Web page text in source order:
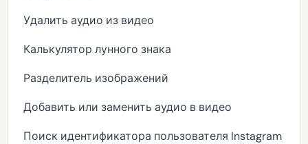
Удалить аудио из видео
Калькулятор лунного знака
Разделитель изображений
Добавить или заменить аудио в видео
Поиск идентификатора пользователя Instagram